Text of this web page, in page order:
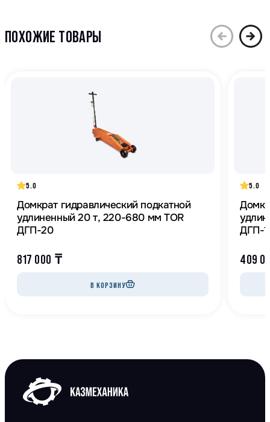
ПОХОЖИЕ ТОВАРЫ
5.0
Домкрат гидравлический подкатной
удлиненный 20 т, 220-680 мм TOR
ДГП-20
817 000 ₸
В КОРЗИНУ
5.0
ДГП-
409